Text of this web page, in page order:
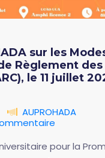
sur les
Règlement des
le 11 juillet
AUPROHADA
pour la